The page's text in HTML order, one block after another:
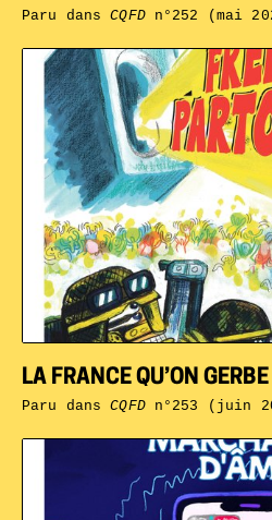
LA FRANCE QU’ON GERBE
Paru dansCQFDn°253 (juin
Paru dansCQFDn°252 (mai